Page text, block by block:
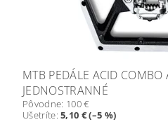
MTB PEDÁLE ACID COMBO
JEDNOSTRANNÉ
Pôvodne: 100 €
Ušetríte:5,10 € (–5 %)